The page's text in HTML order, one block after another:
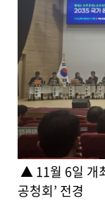
▲ 11월 6일 개
공청회’ 전경